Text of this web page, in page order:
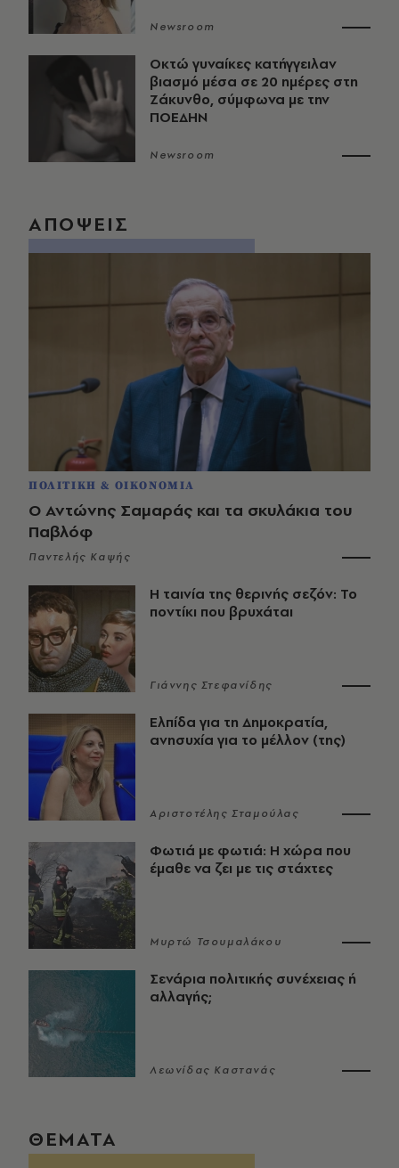
Newsroom
Οκτώ γυναίκες κατήγγειλαν
βιασμό μέσα σε 20 ημέρες στη
Ζάκυνθο, σύμφωνα με την
ΠΟΕΔΗΝ
Newsroom
ΑΠΟΨΕΙΣ
ΠΟΛΙΤΙΚΗ & ΟΙΚΟΝΟΜΙΑ
Ο Αντώνης Σαμαράς και τα σκυλάκια του
Παβλόφ
Παντελής Καψής
Η ταινία της θερινής σεζόν: Το
ποντίκι που βρυχάται
Γιάννης Στεφανίδης
Ελπίδα για τη Δημοκρατία,
ανησυχία για το μέλλον (της)
Αριστοτέλης Σταμούλας
Φωτιά με φωτιά: Η χώρα που
έμαθε να ζει με τις στάχτες
Μυρτώ Τσουμαλάκου
Σενάρια πολιτικής συνέχειας ή
αλλαγής;
Λεωνίδας Καστανάς
ΘΕΜΑΤΑ